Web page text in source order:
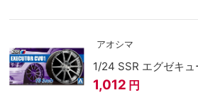
アオシマ
1/24 SSR エグゼキ
1,012 円